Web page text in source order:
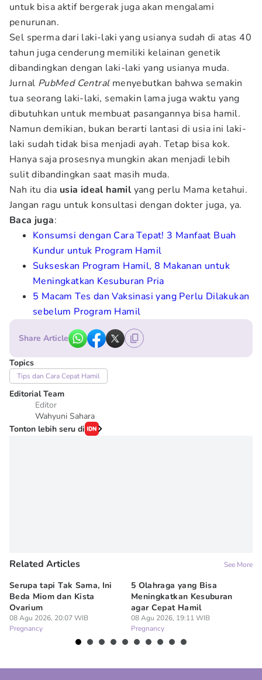
untuk bisa aktif bergerak juga akan mengalami
penurunan.
Sel sperma dari laki-laki yang usianya sudah di atas 40
tahun juga cenderung memiliki kelainan genetik
dibandingkan dengan laki-laki yang usianya muda.
Jurnal PubMed Centralmenyebutkan bahwa semakin
tua seorang laki-laki, semakin lama juga waktu yang
dibutuhkan untuk membuat pasangannya bisa hamil.
Namun demikian, bukan berarti lantasi di usia ini laki-
laki sudah tidak bisa menjadi ayah. Tetap bisa kok.
Hanya saja prosesnya mungkin akan menjadi lebih
sulit dibandingkan saat masih muda.
Nah itu dia usia ideal hamil yang perlu Mama ketahui.
Jangan ragu untuk konsultasi dengan dokter juga, ya.
Baca juga:
Konsumsi dengan Cara Tepat! 3 Manfaat Buah
Kundur untuk Program Hamil
Sukseskan Program Hamil, 8 Makanan untuk
Meningkatkan Kesuburan Pria
5 Macam Tes dan Vaksinasi yang Perlu Dilakukan
sebelum Program Hamil
Share Article
Topics
Tips dan Cara Cepat Hamil
Editorial Team
Editor
Wahyuni Sahara
Tonton lebih seru di
Related Articles See More
Serupa tapi Tak Sama, Ini
Beda Miom dan Kista
Ovarium
08 Agu 2026, 20:07 WIB
Pregnancy
5 Olahraga yang Bisa
Meningkatkan Kesuburan
agar Cepat Hamil
08 Agu 2026, 19:11 WIB
Pregnancy